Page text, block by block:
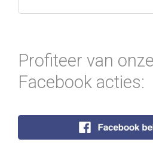
Profiteer van
Facebook acties: